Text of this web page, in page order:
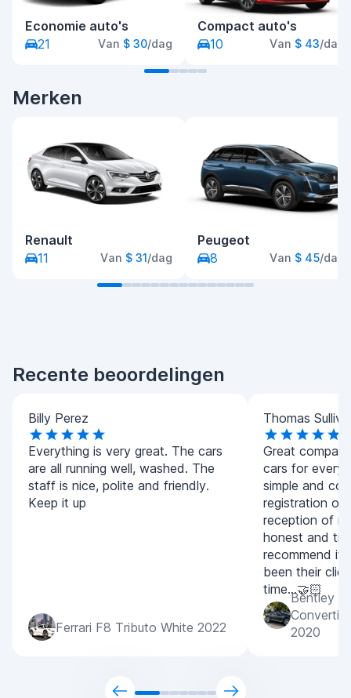
Economie auto's
21
Van $ 30/dag
Compact auto's
10
Van $ 43/dag
Merken
Renault
11
Van $ 31/dag
Peugeot
8
Van $ 45/dag
Recente beoordelingen
Billy Perez
Everything is very great. The cars
are all running well, washed. The
staff is nice, polite and friendly.
Keep it up
Ferrari F8 Tributo White 2022
Thomas
Great
cars for every
simple and
registration of
reception of
honest and
recommend it
been their
time...🤝🏻
Bentley
2020